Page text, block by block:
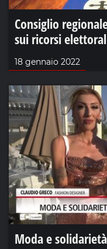
Consiglio
sui ricorsi
18 gennaio 2022
Moda e